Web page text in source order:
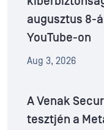
augusztus 8-
YouTube-on
Aug 3, 2026
A Venak
tesztjén a